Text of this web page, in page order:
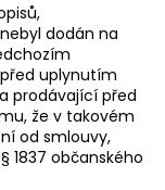
dodán na
uplynutím
prodávající před
že v takovém
od smlouvy,
1837 občanského